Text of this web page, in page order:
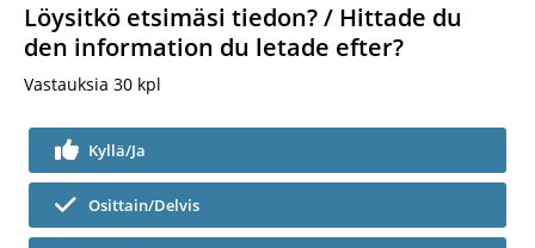
Löysitkö etsimäsi tiedon? / Hittade du
den information du letade efter?
Vastauksia 30 kpl
Kyllä/Ja
Osittain/Delvis